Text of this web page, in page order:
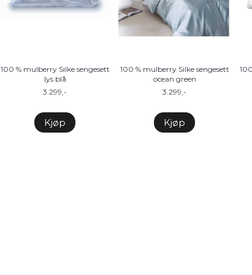
100 % mulberry Silke sengesett
lys blå
3.299,-
Kjøp
100 % mulberry Silke sengesett
ocean green
3.299,-
Kjøp